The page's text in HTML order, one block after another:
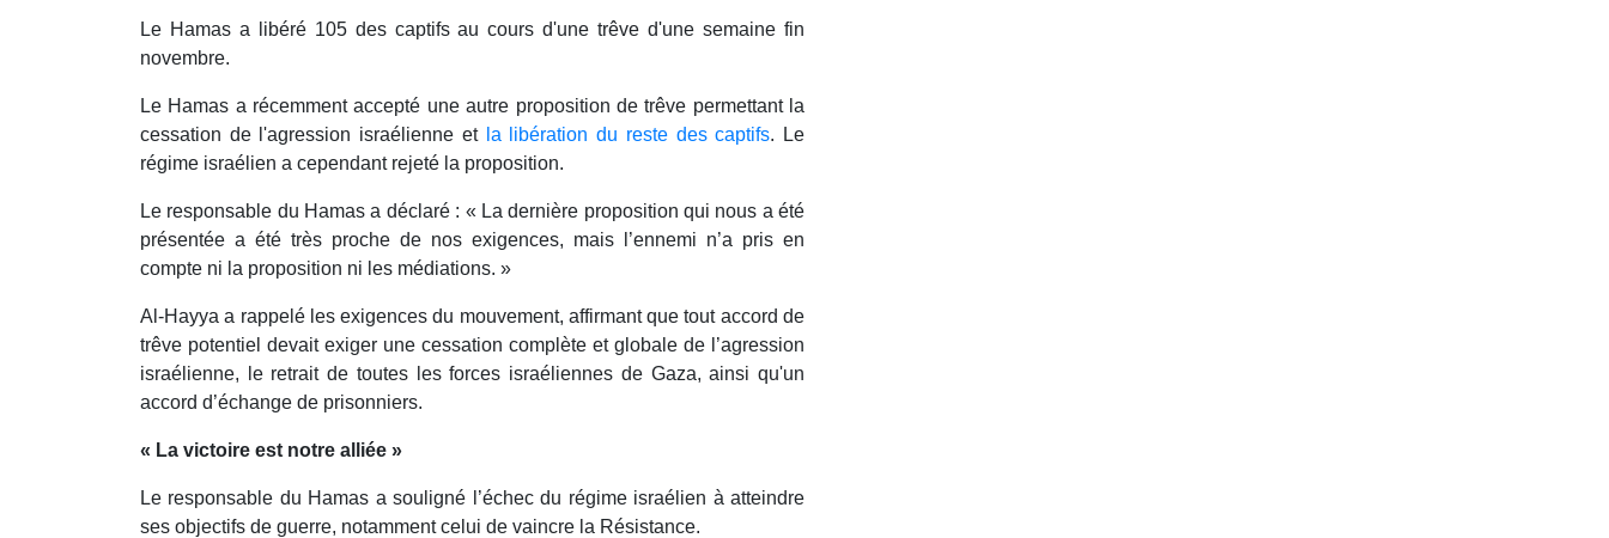
Le Hamas a libéré 105 des captifs au cours d'une trêve d'une semaine fin
novembre.
Le Hamas a récemment accepté une autre proposition de trêve permettant la
cessation de l'agression israélienne et la libération du reste des captifs. Le
régime israélien a cependant rejeté la proposition.
Le responsable du Hamas a déclaré : « La dernière proposition qui nous a été
présentée a été très proche de nos exigences, mais l’ennemi n’a pris en
compte ni la proposition ni les médiations. »
Al-Hayya a rappelé les exigences du mouvement, affirmant que tout accord de
trêve potentiel devait exiger une cessation complète et globale de l’agression
israélienne, le retrait de toutes les forces israéliennes de Gaza, ainsi qu'un
accord d’échange de prisonniers.
« La victoire est notre alliée »
Le responsable du Hamas a souligné l’échec du régime israélien à atteindre
ses objectifs de guerre, notamment celui de vaincre la Résistance.